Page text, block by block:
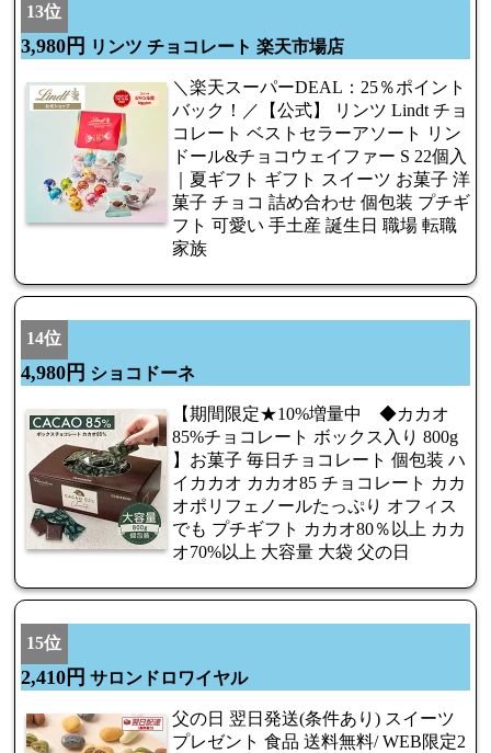
13位
3,980円 リンツ チョコレート 楽天市場店
＼楽天スーパーDEAL：25％ポイント
バック！／【公式】 リンツ Lindt チョ
コレート ベストセラーアソート リン
ドール&チョコウェイファー S 22個入
｜夏ギフト ギフト スイーツ お菓子 洋
菓子 チョコ 詰め合わせ 個包装 プチギ
フト 可愛い 手土産 誕生日 職場 転職
家族
14位
4,980円 ショコドーネ
【期間限定★10%増量中 ◆カカオ
85%チョコレート ボックス入り 800g
】お菓子 毎日チョコレート 個包装 ハ
イカカオ カカオ85 チョコレート カカ
オポリフェノールたっぷり オフィス
でも プチギフト カカオ80％以上 カカ
オ70%以上 大容量 大袋 父の日
15位
2,410円 サロンドロワイヤル
父の日 翌日発送(条件あり) スイーツ
プレゼント 食品 送料無料/ WEB限定2